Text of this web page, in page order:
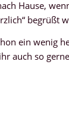
Hause,
begrüßt
ein wenig
auch so